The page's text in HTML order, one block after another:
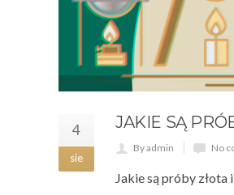
4
sie
JAKIE SĄ
By admin No
Jakie są próby